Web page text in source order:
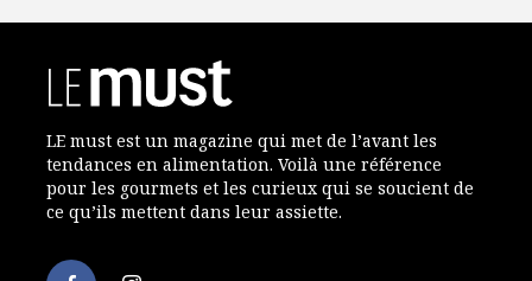
LE must est un magazine qui met de l’avant les
tendances en alimentation. Voilà une référence
pour les gourmets et les curieux qui se soucient de
ce qu’ils mettent dans leur assiette.